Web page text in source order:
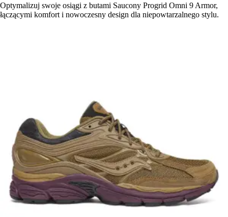
Optymalizuj swoje osiągi z butami Saucony Progrid Omni 9 Armor,
łączącymi komfort i nowoczesny design dla niepowtarzalnego stylu.